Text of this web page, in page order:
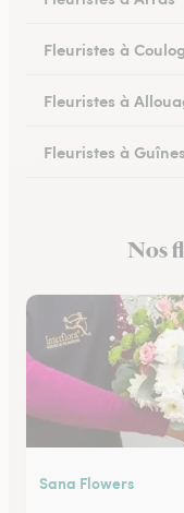
Fleuristes à
Fleuristes à
Fleuristes à Guînes
Fleuristes àNos
Sana Flowers